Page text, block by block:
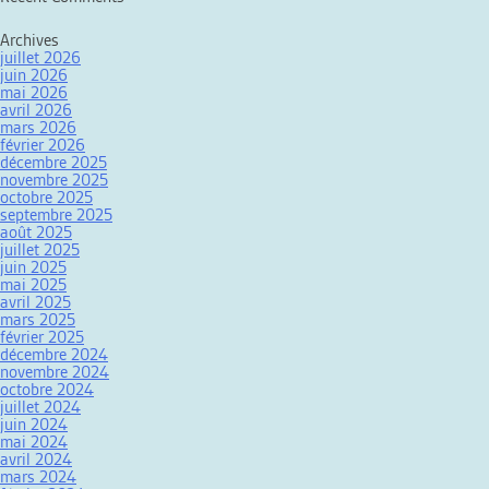
Archives
juillet 2026
juin 2026
mai 2026
avril 2026
mars 2026
février 2026
décembre 2025
novembre 2025
octobre 2025
septembre 2025
août 2025
juillet 2025
juin 2025
mai 2025
avril 2025
mars 2025
février 2025
décembre 2024
novembre 2024
octobre 2024
juillet 2024
juin 2024
mai 2024
avril 2024
mars 2024